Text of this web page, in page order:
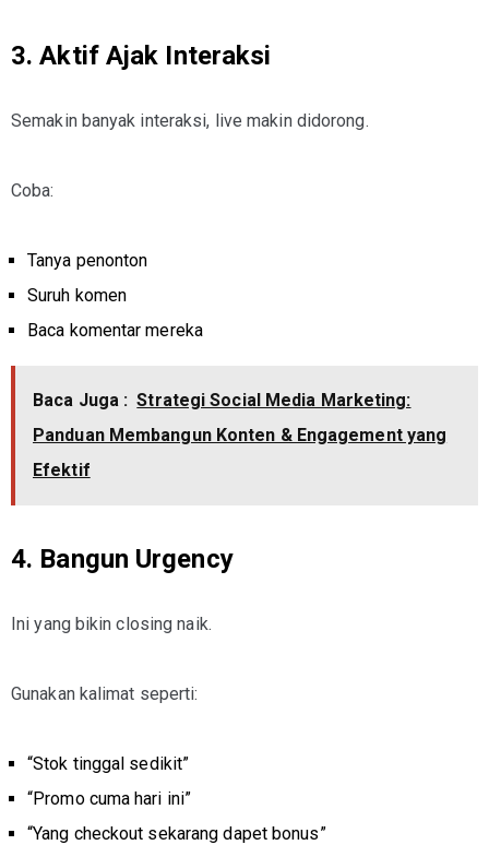
3. Aktif Ajak Interaksi
Semakin banyak interaksi, live makin didorong.
Coba:
Tanya penonton
Suruh komen
Baca komentar mereka
Baca Juga : Strategi Social Media Marketing:
Panduan Membangun Konten & Engagement yang
Efektif
4. Bangun Urgency
Ini yang bikin closing naik.
Gunakan kalimat seperti:
“Stok tinggal sedikit”
“Promo cuma hari ini”
“Yang checkout sekarang dapet bonus”